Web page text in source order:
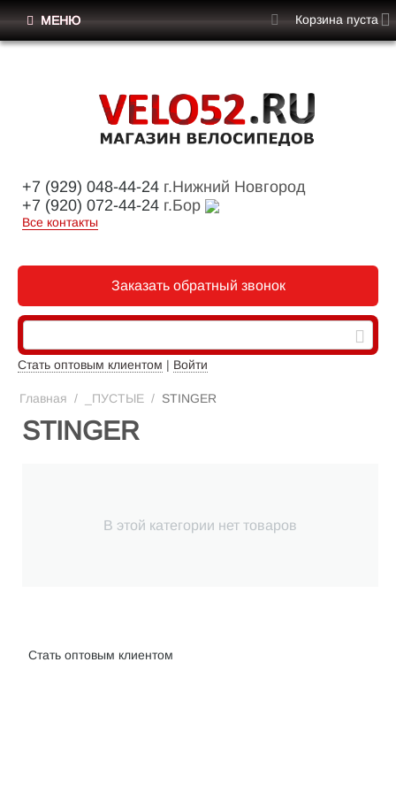
+7 (929) 048-44-24 г.Нижний Новгород
+7 (920) 072-44-24 г.Бор
Все контакты
Заказать обратный звонок
Стать оптовым клиентом | Войти
МЕНЮ Корзина пуста
Главная / _ПУСТЫЕ / STINGER
STINGER
В этой категории нет товаров
Стать оптовым клиентом